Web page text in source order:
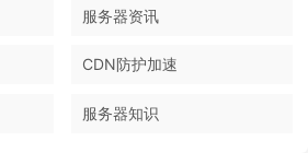
服务器资讯
CDN防护加速
服务器知识